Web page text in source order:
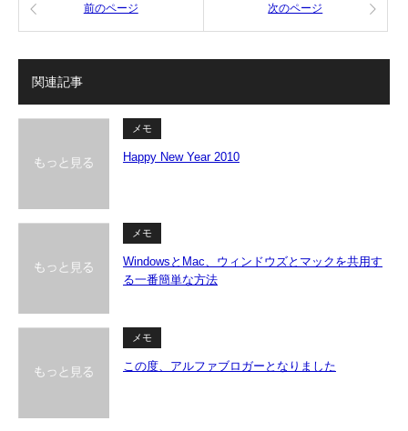
前のページ 次のページ
関連記事
メモ
Happy New Year 2010
メモ
WindowsとMac、ウィンドウズとマックを共用す
る一番簡単な方法
メモ
この度、アルファブロガーとなりました